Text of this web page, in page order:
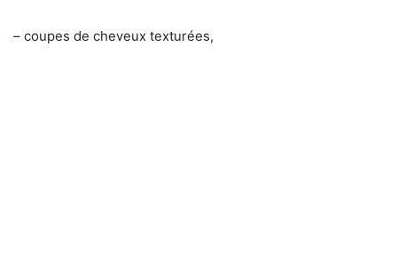
– coupes de cheveux texturées,